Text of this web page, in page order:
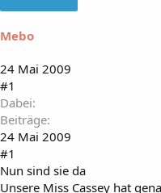
a
t
m
Mebo
24 Mai 2009
#1
Dabei
Beiträge
24 Mai 2009
#1
Nun sind sie da
Unsere Miss Cassey hat